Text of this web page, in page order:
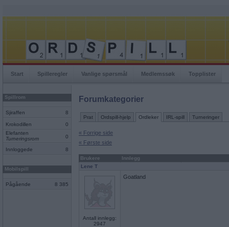
Start Spilleregler Vanlige spørsmål Medlemssøk Topplister
Spillrom
Sjiraffen 8
Krokodillen
0
Elefanten
Turneringsrom
0
Innloggede 8
Mobilspill
Pågående 8 385
Forumkategorier
Prat Ordspill-hjelp Ordleker IRL-spill Turneringer
« Forrige side
« Første side
Brukere
Innlegg
Lene T
Antall innlegg:
2947
Goatland